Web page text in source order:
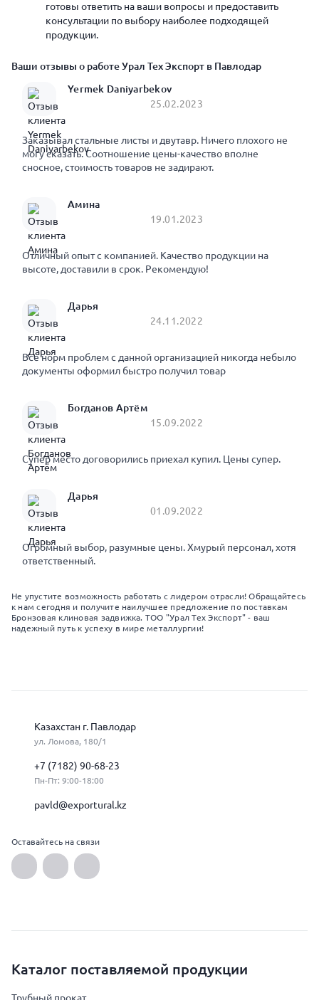
готовы ответить на ваши вопросы и предоставить
консультации по выбору наиболее подходящей
продукции.
Ваши отзывы о работе Урал Тех Экспорт в Павлодар
Yermek Daniyarbekov
25.02.2023
Заказывал стальные листы и двутавр. Ничего плохого не
могу сказать. Соотношение цены-качество вполне
сносное, стоимость товаров не задирают.
Амина
19.01.2023
Отличный опыт с компанией. Качество продукции на
высоте, доставили в срок. Рекомендую!
Дарья
24.11.2022
Все норм проблем с данной организацией никогда небыло
документы оформил быстро получил товар
Богданов Артём
15.09.2022
Супер место договорились приехал купил. Цены супер.
Дарья
01.09.2022
Огромный выбор, разумные цены. Хмурый персонал, хотя
ответственный.
Не упустите возможность работать с лидером отрасли! Обращайтесь
к нам сегодня и получите наилучшее предложение по поставкам
Бронзовая клиновая задвижка. ТОО "Урал Тех Экспорт" - ваш
надежный путь к успеху в мире металлургии!
Казахстан г. Павлодар
ул. Ломова, 180/1
+7 (7182) 90-68-23
Пн-Пт: 9:00-18:00
pavld@exportural.kz
Оставайтесь на связи
Каталог поставляемой продукции